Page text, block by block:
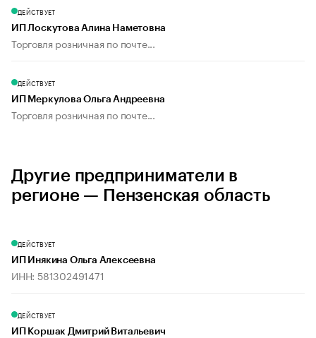
ДЕЙСТВУЕТ
ИП Лоскутова Алина Наметовна
Торговля розничная по почте...
ДЕЙСТВУЕТ
ИП Меркулова Ольга Андреевна
Торговля розничная по почте...
Другие предприниматели в
регионе — Пензенская область
ДЕЙСТВУЕТ
ИП Инякина Ольга Алексеевна
ИНН: 581302491471
ДЕЙСТВУЕТ
ИП Коршак Дмитрий Витальевич